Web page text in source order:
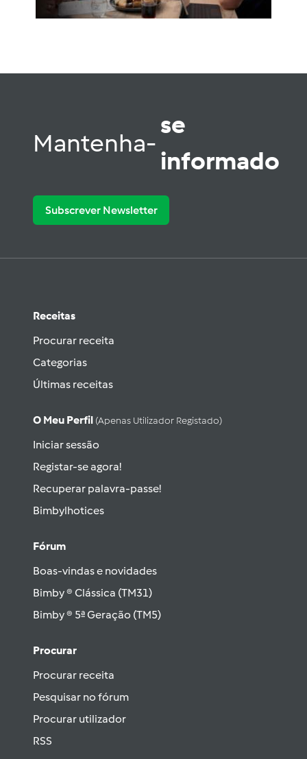
Mantenha-
se
informado
Subscrever Newsletter
Receitas
Procurar receita
Categorias
Últimas receitas
O Meu Perfil (apenas Utilizador Registado)
Iniciar sessão
Registar-se agora!
Recuperar palavra-passe!
Bimbylhotices
Fórum
Boas-vindas e novidades
Bimby ® Clássica (TM31)
Bimby ® 5ª Geração (TM5)
Procurar
Procurar receita
Pesquisar no fórum
Procurar utilizador
RSS